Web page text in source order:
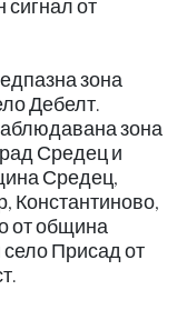
от
зона
Дебелт.
зона
Средец и
Средец,
Константиново,
от община
село Присад от